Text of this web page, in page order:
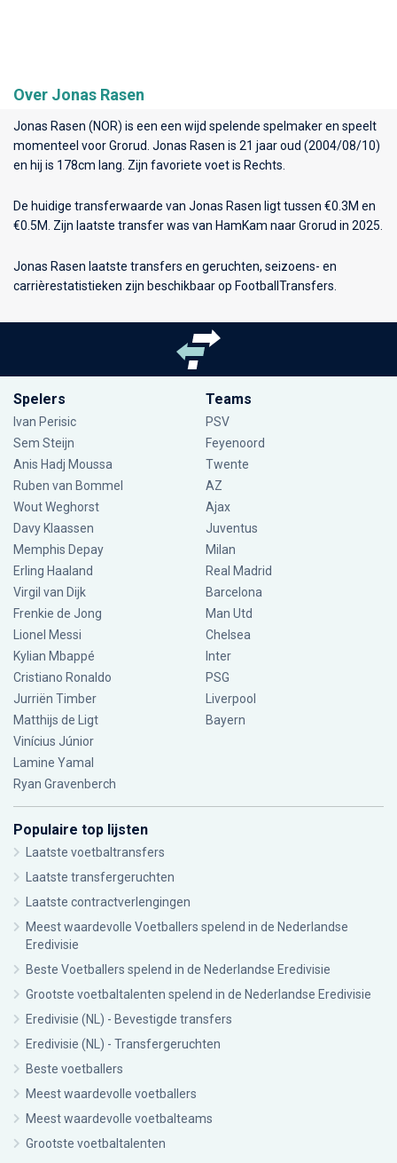
Over Jonas Rasen
Jonas Rasen (NOR) is een een wijd spelende spelmaker en speelt
momenteel voorGrorud . Jonas Rasen is 21 jaar oud (2004/08/10)
en hij is 178cm lang. Zijn favoriete voet is Rechts.
De huidige transferwaarde van Jonas Rasen ligt tussen €0.3M en
€0.5M. Zijn laatste transfer was van HamKam naar Grorud in 2025.
Jonas Rasen laatste transfers en geruchten, seizoens- en
carrièrestatistieken zijn beschikbaar op FootballTransfers.
Spelers
Ivan Perisic
Sem Steijn
Anis Hadj Moussa
Ruben van Bommel
Wout Weghorst
Davy Klaassen
Memphis Depay
Erling Haaland
Virgil van Dijk
Frenkie de Jong
Lionel Messi
Kylian Mbappé
Cristiano Ronaldo
Jurriën Timber
Matthijs de Ligt
Vinícius Júnior
Lamine Yamal
Ryan Gravenberch
Teams
PSV
Feyenoord
Twente
AZ
Ajax
Juventus
Milan
Real Madrid
Barcelona
Man Utd
Chelsea
Inter
PSG
Liverpool
Bayern
Populaire top lijsten
Laatste voetbaltransfers
Laatste transfergeruchten
Laatste contractverlengingen
Meest waardevolle Voetballers spelend in de Nederlandse
Eredivisie
Beste Voetballers spelend in de Nederlandse Eredivisie
Grootste voetbaltalenten spelend in de Nederlandse Eredivisie
Eredivisie (NL) - Bevestigde transfers
Eredivisie (NL) - Transfergeruchten
Beste voetballers
Meest waardevolle voetballers
Meest waardevolle voetbalteams
Grootste voetbaltalenten